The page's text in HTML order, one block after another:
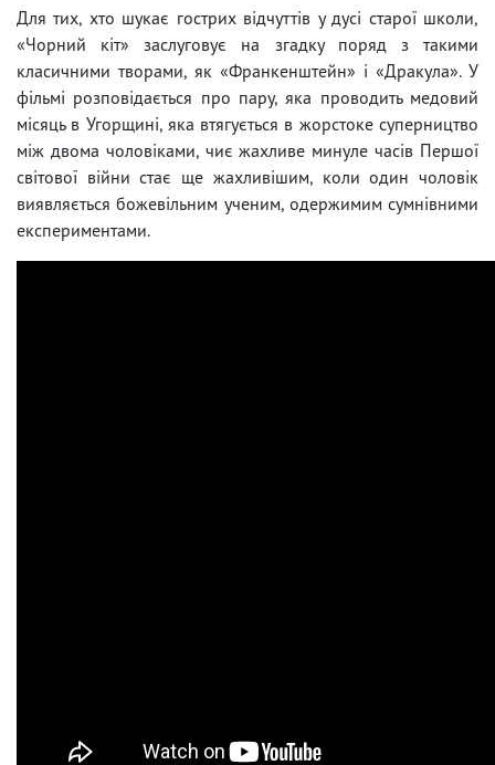
Для тих, хто шукає гострих відчуттів у дусі старої школи,
«Чорний кіт» заслуговує на згадку поряд з такими
класичними творами, як «Франкенштейн» і «Дракула». У
фільмі розповідається про пару, яка проводить медовий
місяць в Угорщині, яка втягується в жорстоке суперництво
між двома чоловіками, чиє жахливе минуле часів Першої
світової війни стає ще жахливішим, коли один чоловік
виявляється божевільним ученим, одержимим сумнівними
експериментами.